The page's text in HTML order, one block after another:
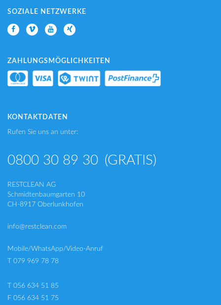
SOZIALE NETZWERKE
ZAHLUNGSMÖGLICHKEITEN
KONTAKTDATEN
Rufen Sie uns an unter:
0800 30 89 30 (GRATIS)
RESTCLEAN AG
Schmidtenbaumgarten 10
CH-8917 Oberlunkhofen
info@restclean.com
Mobile/WhatsApp/Video-Anruf
T 079 969 78 78
T 056 634 51 85
F 056 634 51 75